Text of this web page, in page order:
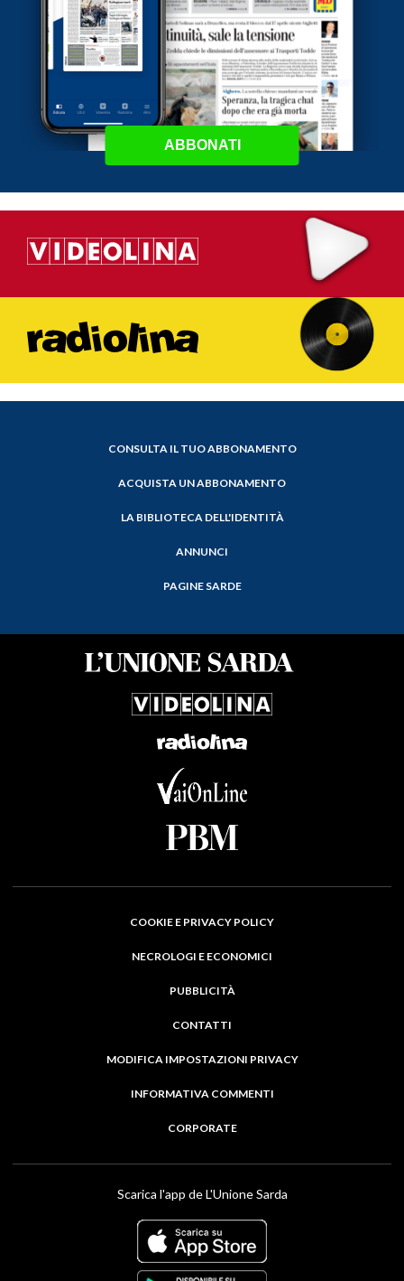
ABBONATI
CONSULTA IL TUO ABBONAMENTO
ACQUISTA UN ABBONAMENTO
LA BIBLIOTECA DELL'IDENTITÀ
ANNUNCI
PAGINE SARDE
COOKIE E PRIVACY POLICY
NECROLOGI E ECONOMICI
PUBBLICITÀ
CONTATTI
MODIFICA IMPOSTAZIONI PRIVACY
INFORMATIVA COMMENTI
CORPORATE
Scarica l'app de L'Unione Sarda